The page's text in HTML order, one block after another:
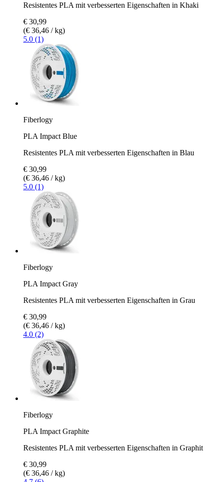
Resistentes PLA mit verbesserten Eigenschaften in Khaki
€ 30,99
(€ 36,46 / kg)
5.0 (1)
Fiberlogy
PLA Impact Blue
Resistentes PLA mit verbesserten Eigenschaften in Blau
€ 30,99
(€ 36,46 / kg)
5.0 (1)
Fiberlogy
PLA Impact Gray
Resistentes PLA mit verbesserten Eigenschaften in Grau
€ 30,99
(€ 36,46 / kg)
4.0 (2)
Fiberlogy
PLA Impact Graphite
Resistentes PLA mit verbesserten Eigenschaften in Graphit
€ 30,99
(€ 36,46 / kg)